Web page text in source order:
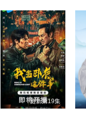
更新第19集